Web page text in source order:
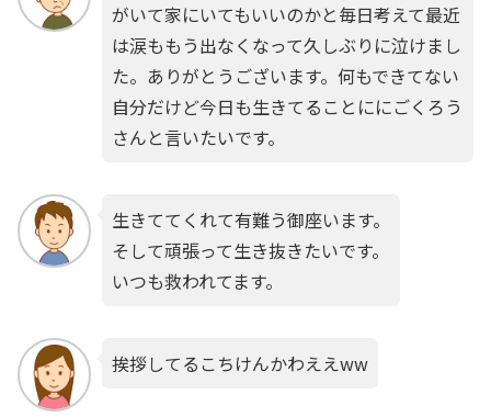
がいて家にいてもいいのかと毎日考えて最近
は涙ももう出なくなって久しぶりに泣けまし
た。ありがとうございます。何もできてない
自分だけど今日も生きてることににごくろう
さんと言いたいです。
生きててくれて有難う御座います。
そして頑張って生き抜きたいです。
いつも救われてます。
挨拶してるこちけんかわええww